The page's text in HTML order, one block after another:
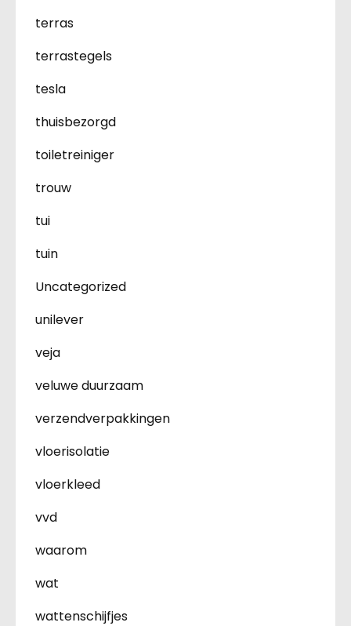
terras
terrastegels
tesla
thuisbezorgd
toiletreiniger
trouw
tui
tuin
Uncategorized
unilever
veja
veluwe duurzaam
verzendverpakkingen
vloerisolatie
vloerkleed
vvd
waarom
wat
wattenschijfjes